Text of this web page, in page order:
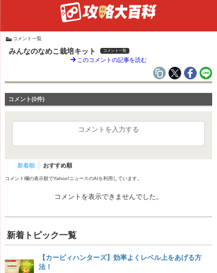
コメント一覧
みんなのなめこ栽培キット コメント一覧
このコメントの記事を読む
コメント(0件)
コメントを入力する
新着順 おすすめ順
コメント欄の表示順でYahoo!ニュースのAIを利用しています。
コメントを表示できませんでした。
新着トピック一覧
【カービィハンターズ】効率よくレベル上をあげる方
法！